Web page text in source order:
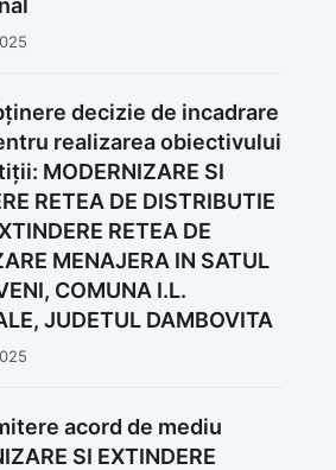
decizie de incadrare
realizarea obiectivului
MODERNIZARE SI
RETEA DE DISTRIBUTIE
RETEA DE
MENAJERA IN SATUL
COMUNA I.L.
JUDETUL DAMBOVITA
acord de mediu
SI EXTINDERE